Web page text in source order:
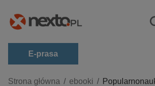
E-prasa
Kategorie
Strona główna ebooki